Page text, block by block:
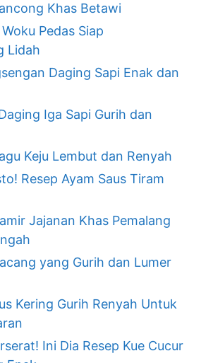
Khas Betawi
Pedas Siap
Lidah
Daging Sapi Enak dan
Iga Sapi Gurih dan
Keju Lembut dan Renyah
Resep Ayam Saus Tiram
Jajanan Khas Pemalang
yang Gurih dan Lumer
Kering Gurih Renyah Untuk
Ini Dia Resep Kue Cucur